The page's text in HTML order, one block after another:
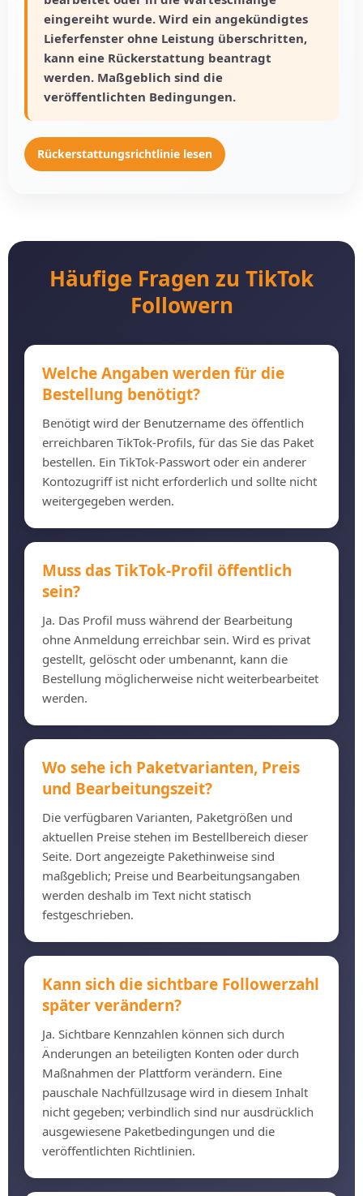
eingereiht wurde. Wird ein angekündigtes
Lieferfenster ohne Leistung überschritten,
kann eine Rückerstattung beantragt
werden. Maßgeblich sind die
veröffentlichten Bedingungen.
Rückerstattungsrichtlinie lesen
Häufige Fragen zu TikTok
Followern
Welche Angaben werden für die
Bestellung benötigt?
Benötigt wird der Benutzername des öffentlich
erreichbaren TikTok-Profils, für das Sie das Paket
bestellen. Ein TikTok-Passwort oder ein anderer
Kontozugriff ist nicht erforderlich und sollte nicht
weitergegeben werden.
Muss das TikTok-Profil öffentlich
sein?
Ja. Das Profil muss während der Bearbeitung
ohne Anmeldung erreichbar sein. Wird es privat
gestellt, gelöscht oder umbenannt, kann die
Bestellung möglicherweise nicht weiterbearbeitet
werden.
Wo sehe ich Paketvarianten, Preis
und Bearbeitungszeit?
Die verfügbaren Varianten, Paketgrößen und
aktuellen Preise stehen im Bestellbereich dieser
Seite. Dort angezeigte Pakethinweise sind
maßgeblich; Preise und Bearbeitungsangaben
werden deshalb im Text nicht statisch
festgeschrieben.
Kann sich die sichtbare Followerzahl
später verändern?
Ja. Sichtbare Kennzahlen können sich durch
Änderungen an beteiligten Konten oder durch
Maßnahmen der Plattform verändern. Eine
pauschale Nachfüllzusage wird in diesem Inhalt
nicht gegeben; verbindlich sind nur ausdrücklich
ausgewiesene Paketbedingungen und die
veröffentlichten Richtlinien.